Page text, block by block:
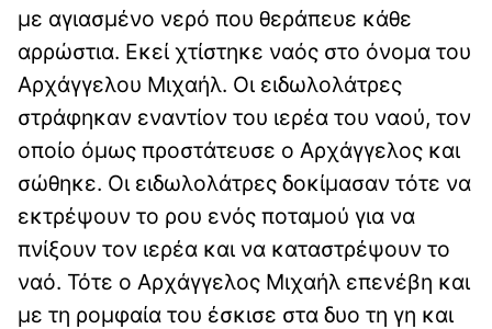
με αγιασμένο νερό που θεράπευε κάθε
αρρώστια. Εκεί χτίστηκε ναός στο όνομα του
Αρχάγγελου Μιχαήλ. Οι ειδωλολάτρες
στράφηκαν εναντίον του ιερέα του ναού, τον
οποίο όμως προστάτευσε ο Αρχάγγελος και
σώθηκε. Οι ειδωλολάτρες δοκίμασαν τότε να
εκτρέψουν το ρου ενός ποταμού για να
πνίξουν τον ιερέα και να καταστρέψουν το
ναό. Τότε ο Αρχάγγελος Μιχαήλ επενέβη και
με τη ρομφαία του έσκισε στα δυο τη γη και